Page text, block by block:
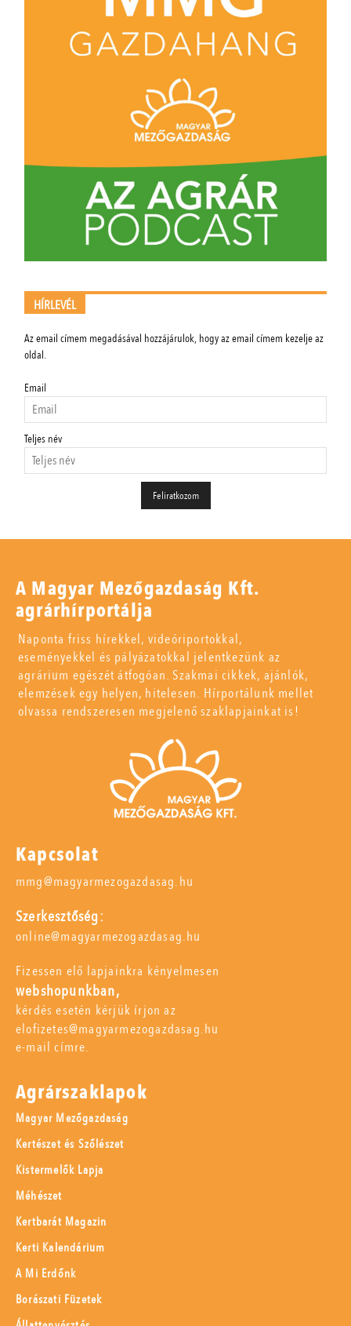
HÍRLEVÉL
Az email címem megadásával hozzájárulok, hogy az email címem kezelje az
oldal.
Email
Teljes név
A Magyar Mezőgazdaság Kft.
agrárhírportálja
Naponta friss hírekkel, videóriportokkal,
eseményekkel és pályázatokkal jelentkezünk az
agrárium egészét átfogóan. Szakmai cikkek, ajánlók,
elemzések egy helyen, hitelesen. Hírportálunk mellet
olvassa rendszeresen megjelenő szaklapjainkat is!
Kapcsolat
mmg@magyarmezogazdasag.hu
Szerkesztőség:
online@magyarmezogazdasag.hu
Fizessen elő lapjainkra kényelmesen
webshopunkban,
kérdés esetén kérjük írjon az
elofizetes@magyarmezogazdasag.hu
e-mail címre.
Agrárszaklapok
Magyar Mezőgazdaság
Kertészet és Szőlészet
Kistermelők Lapja
Méhészet
Kertbarát Magazin
Kerti Kalendárium
A Mi Erdőnk
Borászati Füzetek